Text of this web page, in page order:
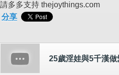
請多多支持 thejoythings.com
分享
25歲淫娃與5千漢做